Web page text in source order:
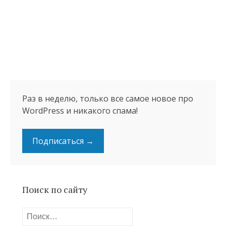
Раз в неделю, только все самое новое про
WordPress и никакого спама!
Подписаться →
Поиск по сайту
Найти: